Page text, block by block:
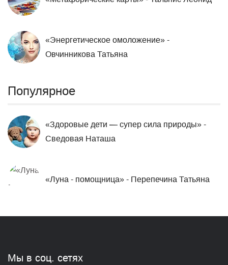
«Энергетическое омоложение» -
Овчинникова Татьяна
Популярное
«Здоровые дети — супер сила природы» -
Сведовая Наташа
«Луна - помощница» - Перепечина Татьяна
Мы в соц. сетях